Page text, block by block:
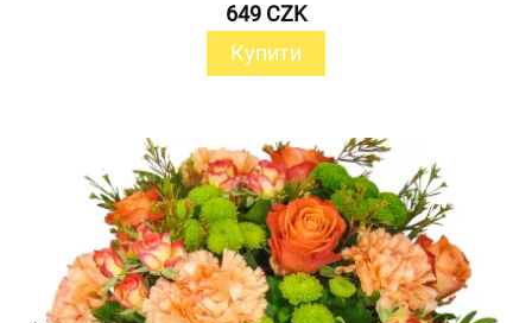
649 CZK
Купити